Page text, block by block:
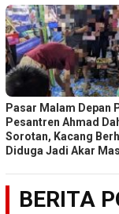
Pasar Malam Depan
Pesantren Ahmad
Sorotan, Kacang
Diduga Jadi Akar
BERITA